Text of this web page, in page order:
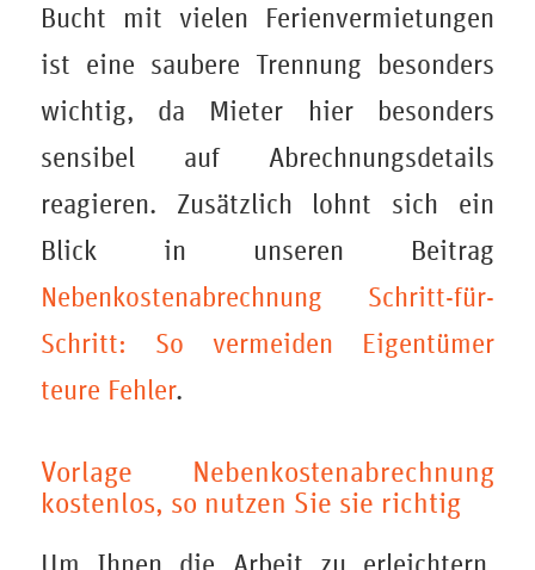
Bucht mit vielen Ferienvermietungen
ist eine saubere Trennung besonders
wichtig, da Mieter hier besonders
sensibel auf Abrechnungsdetails
reagieren. Zusätzlich lohnt sich ein
Blick in unseren Beitrag
Nebenkostenabrechnung Schritt-für-
Schritt: So vermeiden Eigentümer
teure Fehler.
Vorlage Nebenkostenabrechnung
kostenlos, so nutzen Sie sie richtig